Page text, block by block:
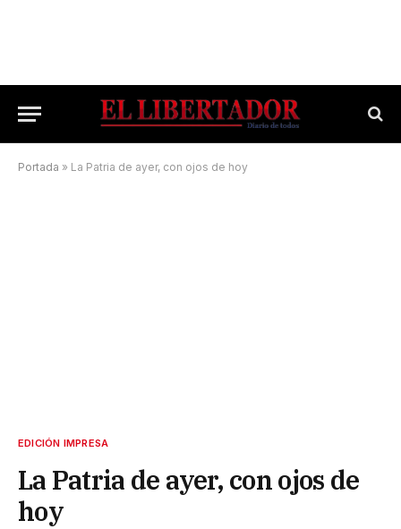
Portada » La Patria de ayer, con ojos de hoy
EDICIÓN IMPRESA
La Patria de ayer, con ojos de
hoy